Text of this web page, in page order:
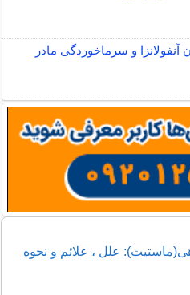
و سرماخوردگی مادر
علل ، علائم و نحوه